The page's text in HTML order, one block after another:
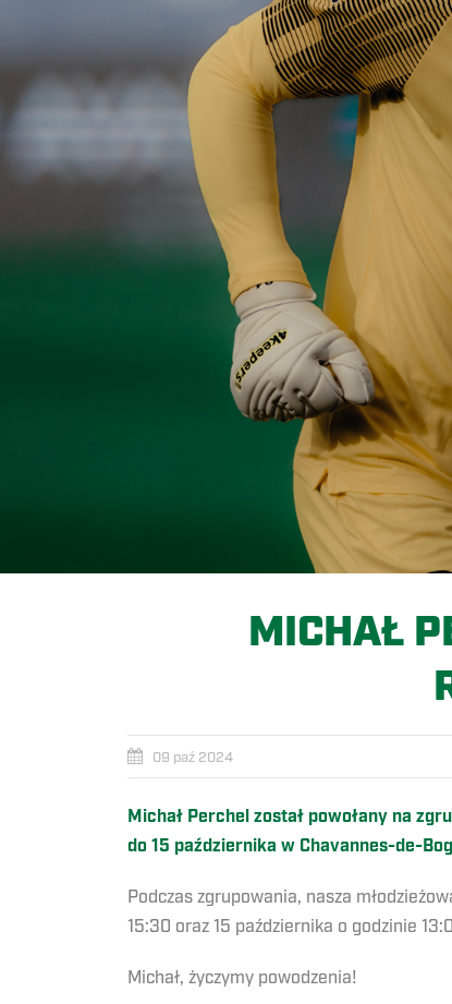
MICHAŁ
09 paź 2024
Michał Perchel został powołany na
do 15 października w Chavannes-de-
Podczas zgrupowania, nasza
15:30 oraz 15 października o godzinie
Michał, życzymy powodzenia!